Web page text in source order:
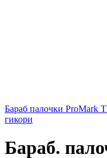
Бараб палочки ProMark
гикори
Бараб.